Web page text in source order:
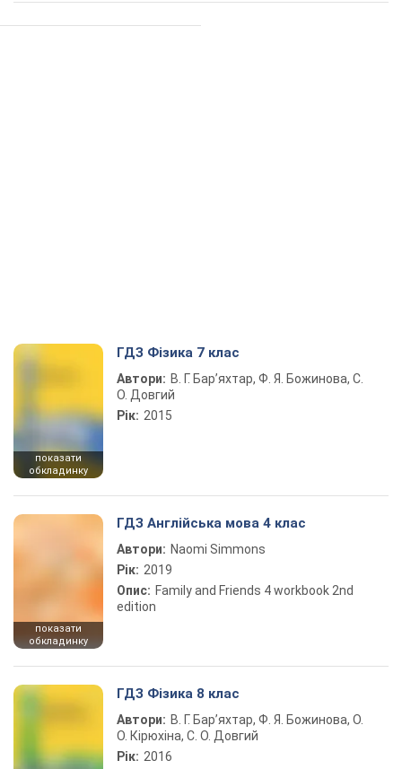
показати
обкладинку
ГДЗ Фізика 7 клас
Автори: В. Г. Бар’яхтар, Ф. Я. Божинова, С.
О. Довгий
Рік: 2015
показати
обкладинку
ГДЗ Англійська мова 4 клас
Автори: Naomi Simmons
Рік: 2019
Опис: Family and Friends 4 workbook 2nd
edition
ГДЗ Фізика 8 клас
Автори: В. Г. Бар’яхтар, Ф. Я. Божинова, О.
О. Кірюхіна, С. О. Довгий
Рік: 2016